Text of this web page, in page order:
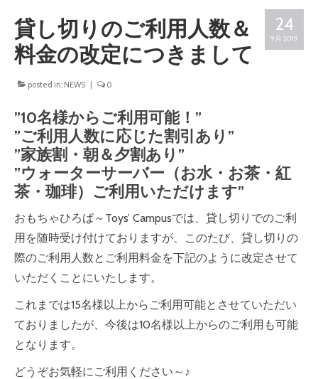
24
9月 2019
貸し切りのご利用人数＆
料金の改定につきまして
posted in: NEWS 0
”10名様からご利用可能！”
”ご利用人数に応じた割引あり”
”家族割・朝＆夕割あり”
”ウォーターサーバー（お水・お茶・紅
茶・珈琲）ご利用いただけます”
おもちゃひろば～Toys’ Campusでは、貸し切りでのご利
用を随時受け付けておりますが、このたび、貸し切りの
際のご利用人数とご利用料金を下記のように改定させて
いただくことにいたします。
これまでは15名様以上からご利用可能とさせていただい
ておりましたが、今後は10名様以上からのご利用も可能
となります。
どうぞお気軽にご利用ください～♪